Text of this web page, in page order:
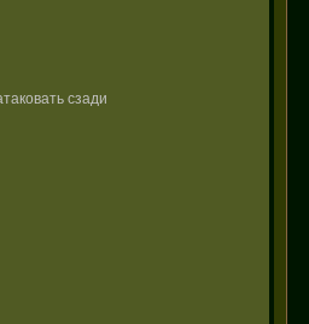
сзади